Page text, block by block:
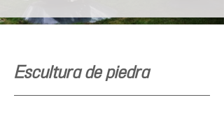
Escultura de piedra